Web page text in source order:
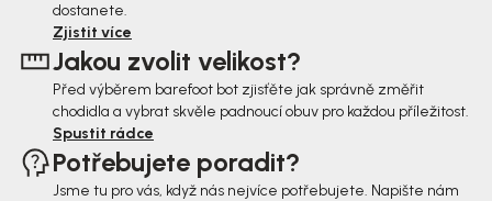
dostanete.
Zjistit více
Jakou zvolit velikost?
Před výběrem barefoot bot zjisťěte jak správně změřit
chodidla a vybrat skvěle padnoucí obuv pro každou příležitost.
Spustit rádce
Potřebujete poradit?
Jsme tu pro vás, když nás nejvíce potřebujete. Napište nám